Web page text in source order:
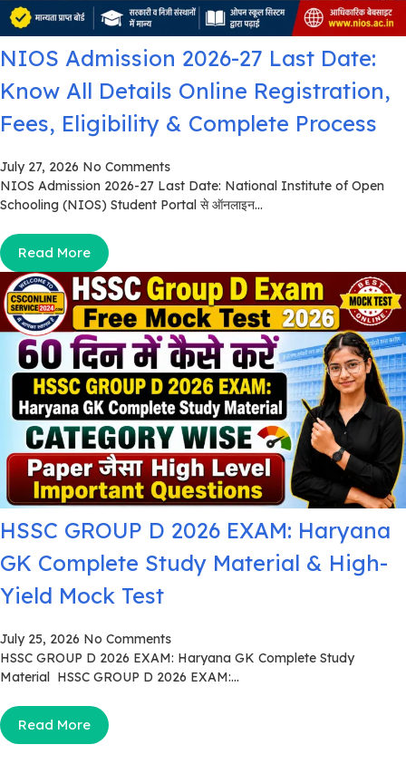
NIOS Admission 2026-27 Last Date:
Know All Details Online Registration,
Fees, Eligibility & Complete Process
July 27, 2026 No Comments
NIOS Admission 2026-27 Last Date: National Institute of Open
Schooling (NIOS) Student Portal से ऑनलाइन...
Read More
HSSC GROUP D 2026 EXAM: Haryana
GK Complete Study Material & High-
Yield Mock Test
July 25, 2026 No Comments
HSSC GROUP D 2026 EXAM: Haryana GK Complete Study
Material HSSC GROUP D 2026 EXAM:...
Read More